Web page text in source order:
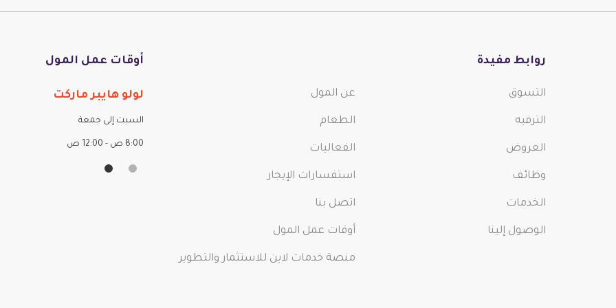
روابط مفيدة
عن المول التسوق
الطعام الترفيه
الفعاليات العروض
استفسارات الإيجار وظائف
اتصل بنا الخدمات
أوقات عمل المول الوصول إلينا
منصة خدمات لاين للاستثمار والتطوير
أوقات عمل المول
المحلات والأكشاك
السبت إلى جمعة
10 صباحاً - 10 مساءً
لولو هايبر ماركت
السبت إلى جمعة
8:00 ص - 12:00 ص